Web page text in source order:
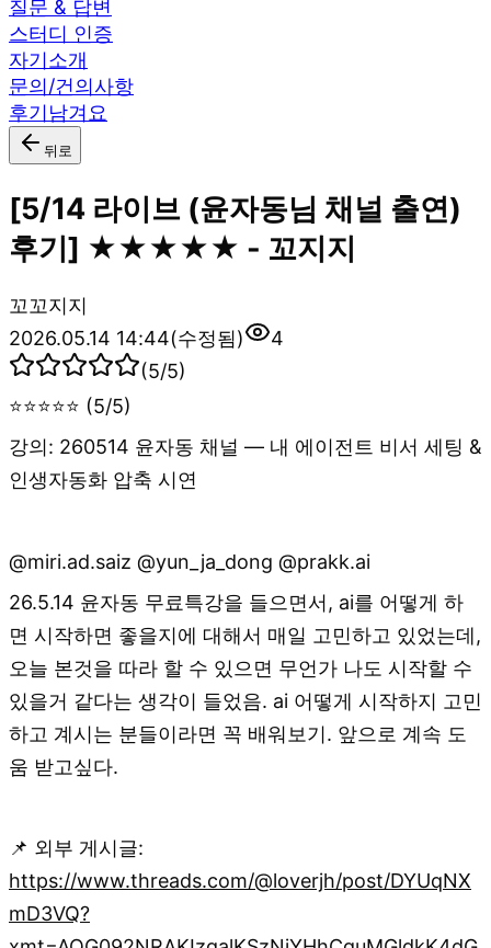
질문 & 답변
스터디 인증
자기소개
문의/건의사항
후기남겨요
뒤로
[5/14 라이브 (윤자동님 채널 출연)
후기] ★★★★★ - 꼬지지
꼬꼬지지
2026.05.14 14:44(수정됨)
4
(5/5)
⭐⭐⭐⭐⭐ (5/5)
강의: 260514 윤자동 채널 — 내 에이전트 비서 세팅 &
인생자동화 압축 시연
@miri.ad.saiz @yun_ja_dong @prakk.ai
26.5.14 윤자동 무료특강을 들으면서, ai를 어떻게 하
면 시작하면 좋을지에 대해서 매일 고민하고 있었는데,
오늘 본것을 따라 할 수 있으면 무언가 나도 시작할 수
있을거 같다는 생각이 들었음. ai 어떻게 시작하지 고민
하고 계시는 분들이라면 꼭 배워보기. 앞으로 계속 도
움 받고싶다.
📌 외부 게시글:
https://www.threads.com/@loverjh/post/DYUqNX
mD3VQ?